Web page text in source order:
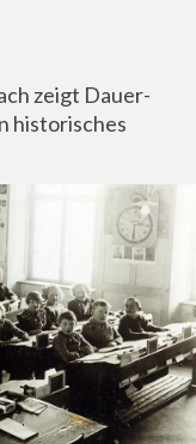
zeigt Dauer-
historisches